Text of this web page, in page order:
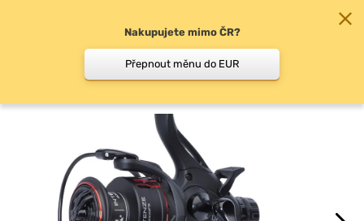
Volnoběžná brzda
Nakupujete mimo ČR?
Přepnout měnu do EUR